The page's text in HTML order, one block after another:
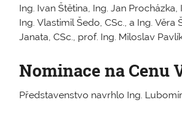
Ing. Ivan Štětina, Ing. Jan Procházka,
Ing. Vlastimil Šedo, CSc., a Ing.
Janata, CSc., prof. Ing. Miloslav
Nominace na Cenu
Představenstvo navrhlo Ing.